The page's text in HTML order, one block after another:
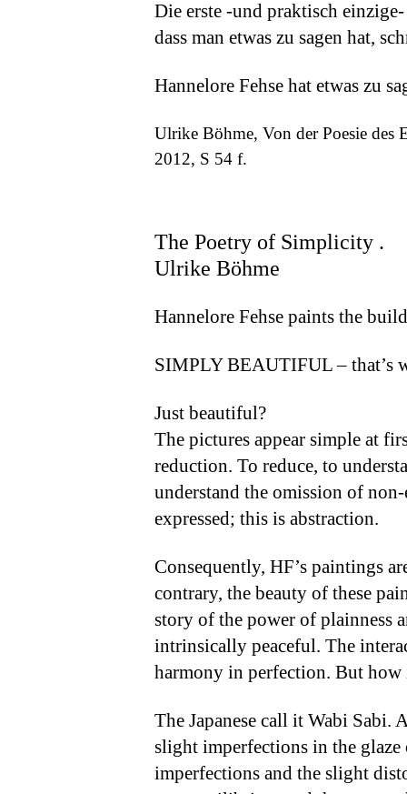
Die erste -und praktisch
dass man etwas zu sagen hat,
Hannelore Fehse hat etwas zu
Ulrike Böhme, Von der Poesie des
2012, S 54 f.
The Poetry of Simplicity .
Ulrike Böhme
Hannelore Fehse paints the
SIMPLY BEAUTIFUL – that’s
Just beautiful?
The pictures appear simple at
reduction. To reduce, to
understand the omission of
expressed; this is abstraction.
Consequently, HF’s paintings
contrary, the beauty of these
story of the power of plainness
intrinsically peaceful. The
harmony in perfection. But
The Japanese call it Wabi Sabi.
slight imperfections in the
imperfections and the slight